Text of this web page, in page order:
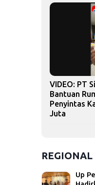
VIDEO: PT
Bantuan
Penyintas
Juta
REGIONAL
Up